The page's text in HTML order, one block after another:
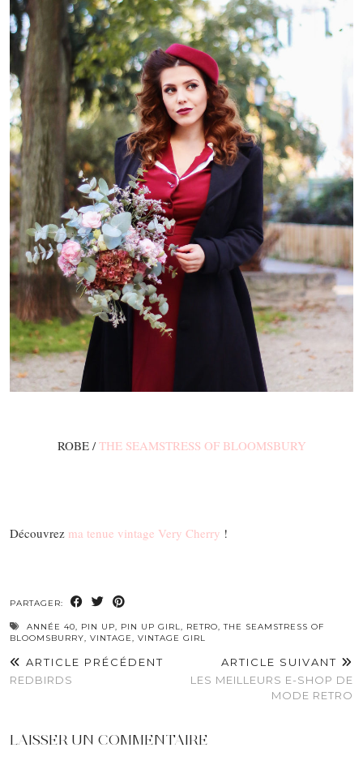
ROBE /THE SEAMSTRESS OF BLOOMSBURY
Découvrez ma tenue vintage Very Cherry !
PARTAGER:
ANNÉE 40, PIN UP, PIN UP GIRL, RETRO,THE SEAMSTRESS OF
BLOOMSBURRY, VINTAGE, VINTAGE GIRL
ARTICLE PRÉCÉDENT
REDBIRDS
ARTICLE SUIVANT
LES MEILLEURS E-SHOP DE
MODE RETRO
LAISSER UN COMMENTAIRE